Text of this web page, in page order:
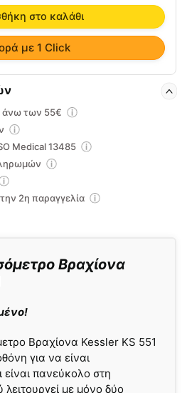
Βραχίονα
Βραχίονα Kessler KS 551
για να είναι
πανεύκολο στη
λειτουργεί με μόνο δύο
στο καλάθι
με 1 Click
άνω των 55€
Medical 13485
2η παραγγελία